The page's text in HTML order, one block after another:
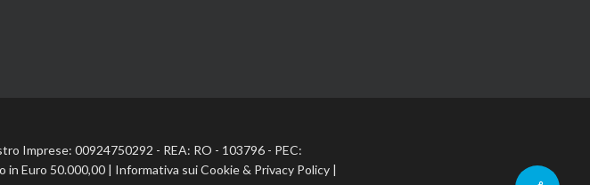
Imprese: 00924750292 - REA: RO - 103796 - PEC:
in Euro 50.000,00 | Informativa sui Cookie& Privacy Policy|